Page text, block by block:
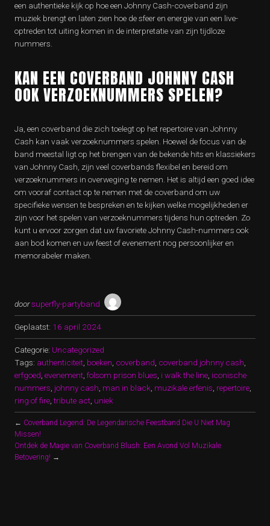
een authentieke kijk op hoe een Johnny Cash-coverband zijn
muziek brengt en laten zien hoe de sfeer en energie van een live-
optreden tot uiting komen in de interpretatie van zijn tijdloze
nummers.
KAN EEN COVERBAND JOHNNY CASH
OOK VERZOEKNUMMERS SPELEN?
Ja, een coverband die zich toelegt op het repertoire van Johnny
Cash kan vaak verzoeknummers spelen. Hoewel de focus van de
band meestal ligt op het brengen van de bekende hits en klassiekers
van Johnny Cash, zijn veel coverbands flexibel en bereid om
verzoeknummers in overweging te nemen. Het is altijd een goed idee
om vooraf contact op te nemen met de coverband om uw
specifieke wensen te bespreken en te kijken welke mogelijkheden er
zijn voor het spelen van verzoeknummers tijdens hun optreden. Zo
kunt u ervoor zorgen dat uw favoriete Johnny Cash-nummers ook
aan bod komen en uw feest of evenement nog persoonlijker en
memorabeler maken.
doorsuperfly-partyband
Geplaatst: 16 april 2024
Categorie: Uncategorized
Tags: authenticiteit boeken coverband coverband johnny cash
erfgoed evenement folsom prison blues i walk the line iconische
nummers johnny cash man in black muzikale erfenis repertoire
ring of fire ,tribute act uniek
← Coverband Legend: De Legendarische Feestband Die U Niet Mag
Missen!
Ontdek de Magie van Coverband Blush: Een Avond Vol Muzikale
Betovering! →